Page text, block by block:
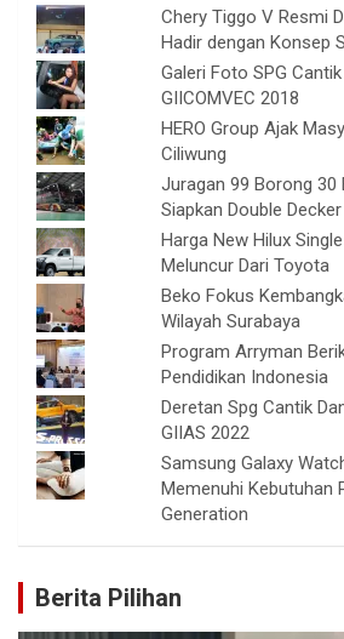
Chery Tiggo V Resmi
Hadir dengan Konsep
Galeri Foto SPG
GIICOMVEC 2018
HERO Group Ajak
Ciliwung
Juragan 99 Borong 30
Siapkan Double
Harga New Hilux
Meluncur Dari Toyota
Beko Fokus
Wilayah Surabaya
Program Arryman
Pendidikan Indonesia
Deretan Spg Cantik
GIIAS 2022
Samsung Galaxy
Memenuhi Kebutuhan
Generation
Berita Pilihan